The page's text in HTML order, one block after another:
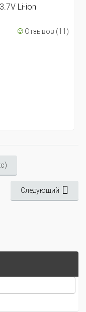
(11)
Следующий